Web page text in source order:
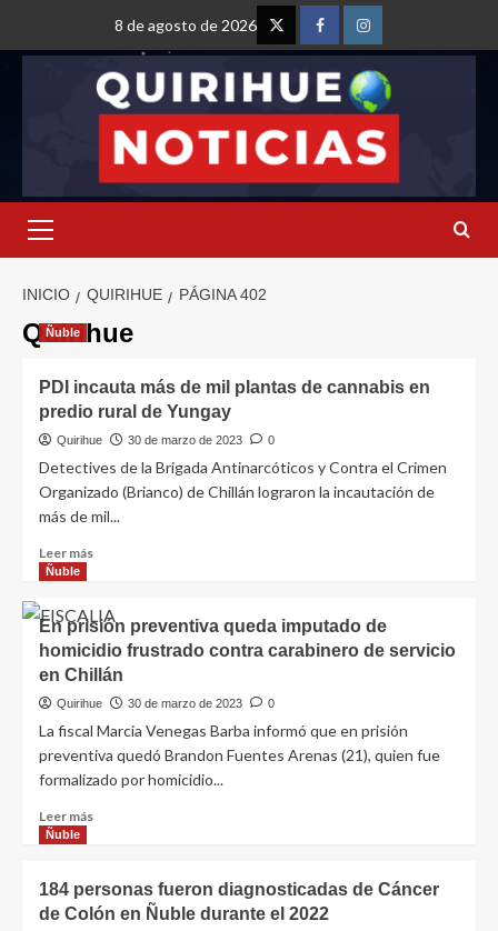
8 de agosto de 2026
INICIO QUIRIHUE PÁGINA 402
Quirihue
Ñuble
PDI incauta más de mil plantas de cannabis en
predio rural de Yungay
Quirihue 30 de marzo de 2023 0
Detectives de la Brigada Antinarcóticos y Contra el Crimen
Organizado (Brianco) de Chillán lograron la incautación de
más de mil...
Leer más
Ñuble
En prisión preventiva queda imputado de
homicidio frustrado contra carabinero de servicio
en Chillán
Quirihue 30 de marzo de 2023 0
La fiscal Marcia Venegas Barba informó que en prisión
preventiva quedó Brandon Fuentes Arenas (21), quien fue
formalizado por homicidio...
Leer más
Ñuble
184 personas fueron diagnosticadas de Cáncer
de Colón en Ñuble durante el 2022